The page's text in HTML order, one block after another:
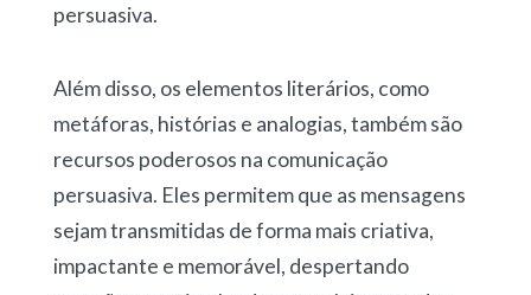
persuasiva.
Além disso, os elementos literários, como
metáforas, histórias e analogias, também são
recursos poderosos na comunicação
persuasiva. Eles permitem que as mensagens
sejam transmitidas de forma mais criativa,
impactante e memorável, despertando